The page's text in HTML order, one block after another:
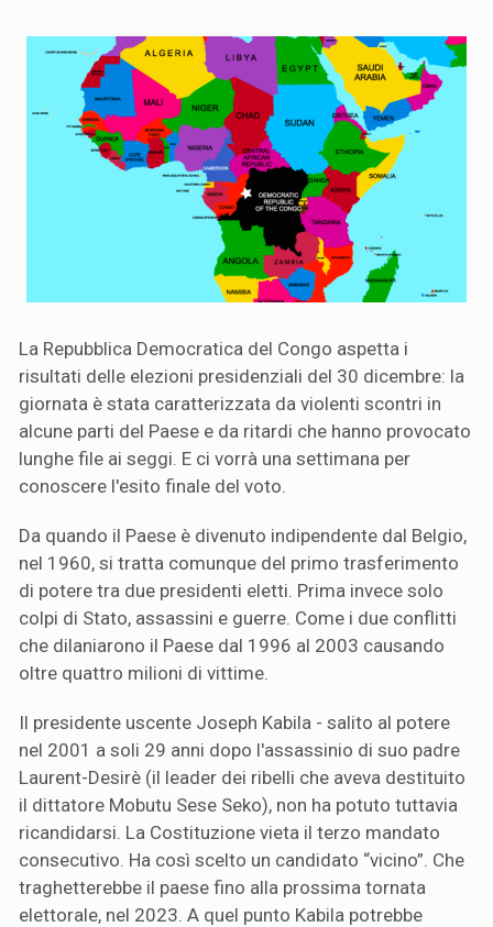
La Repubblica Democratica del Congo aspetta i
risultati delle elezioni presidenziali del 30 dicembre: la
giornata è stata caratterizzata da violenti scontri in
alcune parti del Paese e da ritardi che hanno provocato
lunghe file ai seggi. E ci vorrà una settimana per
conoscere l'esito finale del voto.
Da quando il Paese è divenuto indipendente dal Belgio,
nel 1960, si tratta comunque del primo trasferimento
di potere tra due presidenti eletti. Prima invece solo
colpi di Stato, assassini e guerre. Come i due conflitti
che dilaniarono il Paese dal 1996 al 2003 causando
oltre quattro milioni di vittime.
Il presidente uscente Joseph Kabila - salito al potere
nel 2001 a soli 29 anni dopo l'assassinio di suo padre
Laurent-Desirè (il leader dei ribelli che aveva destituito
il dittatore Mobutu Sese Seko), non ha potuto tuttavia
ricandidarsi. La Costituzione vieta il terzo mandato
consecutivo. Ha così scelto un candidato “vicino”. Che
traghetterebbe il paese fino alla prossima tornata
elettorale, nel 2023. A quel punto Kabila potrebbe